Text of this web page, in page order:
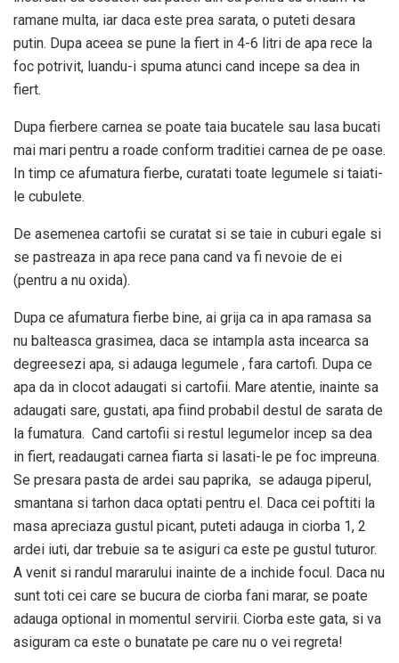
ramane multa, iar daca este prea sarata, o puteti desara
putin. Dupa aceea se pune la fiert in 4-6 litri de apa rece la
foc potrivit, luandu-i spuma atunci cand incepe sa dea in
fiert.
Dupa fierbere carnea se poate taia bucatele sau lasa bucati
mai mari pentru a roade conform traditiei carnea de pe oase.
In timp ce afumatura fierbe, curatati toate legumele si taiati-
le cubulete.
De asemenea cartofii se curatat si se taie in cuburi egale si
se pastreaza in apa rece pana cand va fi nevoie de ei
(pentru a nu oxida).
Dupa ce afumatura fierbe bine, ai grija ca in apa ramasa sa
nu balteasca grasimea, daca se intampla asta incearca sa
degreesezi apa, si adauga legumele , fara cartofi. Dupa ce
apa da in clocot adaugati si cartofii. Mare atentie, inainte sa
adaugati sare, gustati, apa fiind probabil destul de sarata de
la fumatura. Cand cartofii si restul legumelor incep sa dea
in fiert, readaugati carnea fiarta si lasati-le pe foc impreuna.
Se presara pasta de ardei sau paprika, se adauga piperul,
smantana si tarhon daca optati pentru el. Daca cei poftiti la
masa apreciaza gustul picant, puteti adauga in ciorba 1, 2
ardei iuti, dar trebuie sa te asiguri ca este pe gustul tuturor.
A venit si randul mararului inainte de a inchide focul. Daca nu
sunt toti cei care se bucura de ciorba fani marar, se poate
adauga optional in momentul servirii. Ciorba este gata, si va
asiguram ca este o bunatate pe care nu o vei regreta!